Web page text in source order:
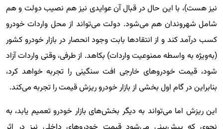
نیز هست)، با این حال در قبال آن عوایدی نیز هم نصیب دولت و هم
شامل شهروندان هم می‌شود. دولت می‌تواند از محل واردات خودرو
کسب درآمد کند و از انتقادها بابت وجود انحصار در بازار خودرو کشور
(به‌ویژه به واسطه ممنوعیت واردات) بکاهد. از طرفی، وقتی واردات آزاد
شود، قیمت خودروهای خارجی افت سنگینی را تجربه خواهد کرد،
بنابراین در گام اول بخشی از بازار خودرو ریزش قیمت را تجربه می‌کند.
این ریزش اما می‌تواند به دیگر بخش‌های بازار خودرو تعمیم یابد، به